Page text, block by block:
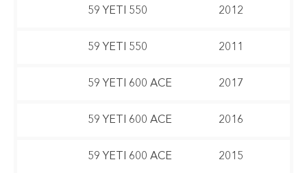
59 YETI 550 2012
59 YETI 550 2011
59 YETI 600 ACE 2017
59 YETI 600 ACE 2016
59 YETI 600 ACE 2015